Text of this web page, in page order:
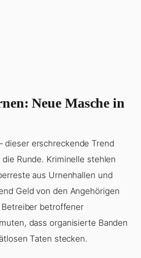
Neue Masche in
dieser erschreckende Trend
Runde. Kriminelle stehlen
aus Urnenhallen und
Geld von den Angehörigen
betroffener
dass organisierte Banden
Taten stecken.